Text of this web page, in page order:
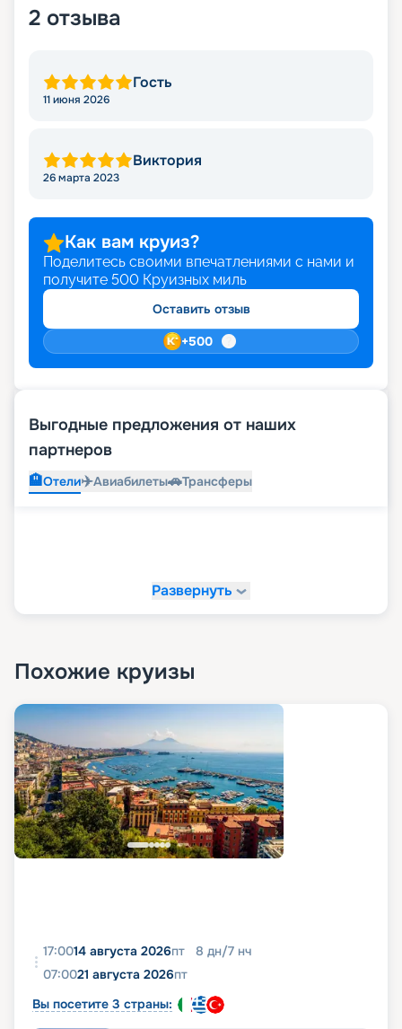
2 отзыва
Гость
11 июня 2026
Виктория
26 марта 2023
Как вам круиз?
Поделитесь своими впечатлениями с нами и
получите 500 Круизных миль
Оставить отзыв
+500
Выгодные предложения от наших
партнеров
🏨Отели✈️Авиабилеты🚗Трансферы
Развернуть
Похожие круизы
17:0014 августа 2026пт 8 дн/7 нч
07:0021 августа 2026пт
Вы посетите 3 страны: